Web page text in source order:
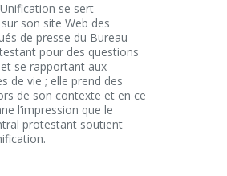
se sert
son site Web des
de presse du Bureau
pour des questions
se rapportant aux
de vie ; elle prend des
de son contexte et en ce
l’impression que le
protestant soutient